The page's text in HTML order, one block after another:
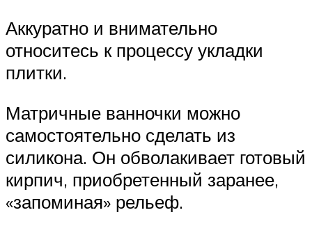
Аккуратно и внимательно
относитесь к процессу укладки
плитки.
Матричные ванночки можно
самостоятельно сделать из
силикона. Он обволакивает готовый
кирпич, приобретенный заранее,
«запоминая» рельеф.